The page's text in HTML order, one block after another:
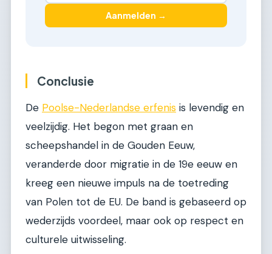
Aanmelden →
Conclusie
De Poolse-Nederlandse erfenis is levendig en
veelzijdig. Het begon met graan en
scheepshandel in de Gouden Eeuw,
veranderde door migratie in de 19e eeuw en
kreeg een nieuwe impuls na de toetreding
van Polen tot de EU. De band is gebaseerd op
wederzijds voordeel, maar ook op respect en
culturele uitwisseling.